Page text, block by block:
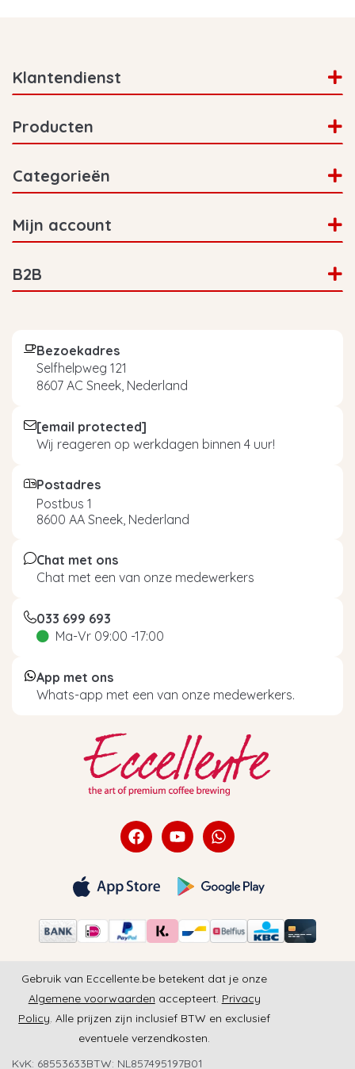
Klantendienst
Producten
Categorieën
Mijn account
B2B
Bezoekadres
Selfhelpweg 121
8607 AC Sneek, Nederland
[email protected]
Wij reageren op werkdagen binnen 4 uur!
Postadres
Postbus 1
8600 AA Sneek, Nederland
Chat met ons
Chat met een van onze medewerkers
033 699 693
Ma-Vr 09:00 -17:00
App met ons
Whats-app met een van onze medewerkers.
Gebruik van Eccellente.be betekent dat je onze
Algemene voorwaarden accepteert. Privacy
Policy. Alle prijzen zijn inclusief BTW en exclusief
eventuele verzendkosten.
KvK: 68553633BTW: NL857495197B01